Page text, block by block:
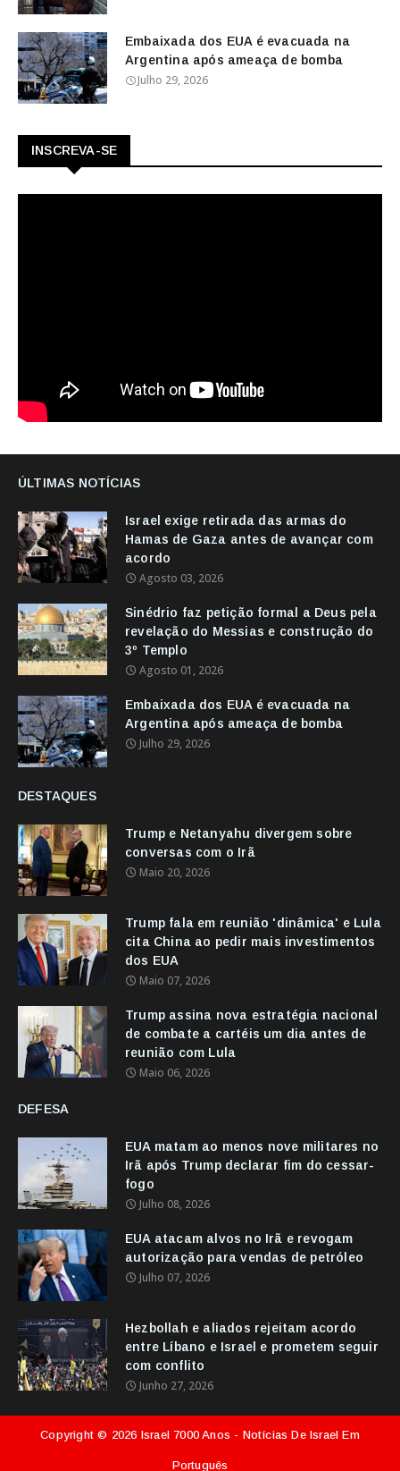
Embaixada dos EUA é evacuada na
Argentina após ameaça de bomba
Julho 29, 2026
INSCREVA-SE
ÚLTIMAS NOTÍCIAS
Israel exige retirada das armas do
Hamas de Gaza antes de avançar com
acordo
Agosto 03, 2026
Sinédrio faz petição formal a Deus pela
revelação do Messias e construção do
3º Templo
Agosto 01, 2026
Embaixada dos EUA é evacuada na
Argentina após ameaça de bomba
Julho 29, 2026
DESTAQUES
Trump e Netanyahu divergem sobre
conversas com o Irã
Maio 20, 2026
Trump fala em reunião 'dinâmica' e Lula
cita China ao pedir mais investimentos
dos EUA
Maio 07, 2026
Trump assina nova estratégia nacional
de combate a cartéis um dia antes de
reunião com Lula
Maio 06, 2026
DEFESA
EUA matam ao menos nove militares no
Irã após Trump declarar fim do cessar-
fogo
Julho 08, 2026
EUA atacam alvos no Irã e revogam
autorização para vendas de petróleo
Julho 07, 2026
Hezbollah e aliados rejeitam acordo
entre Líbano e Israel e prometem seguir
com conflito
Junho 27, 2026
Copyright © 2026 Israel 7000 Anos - Notícias De Israel Em
Português